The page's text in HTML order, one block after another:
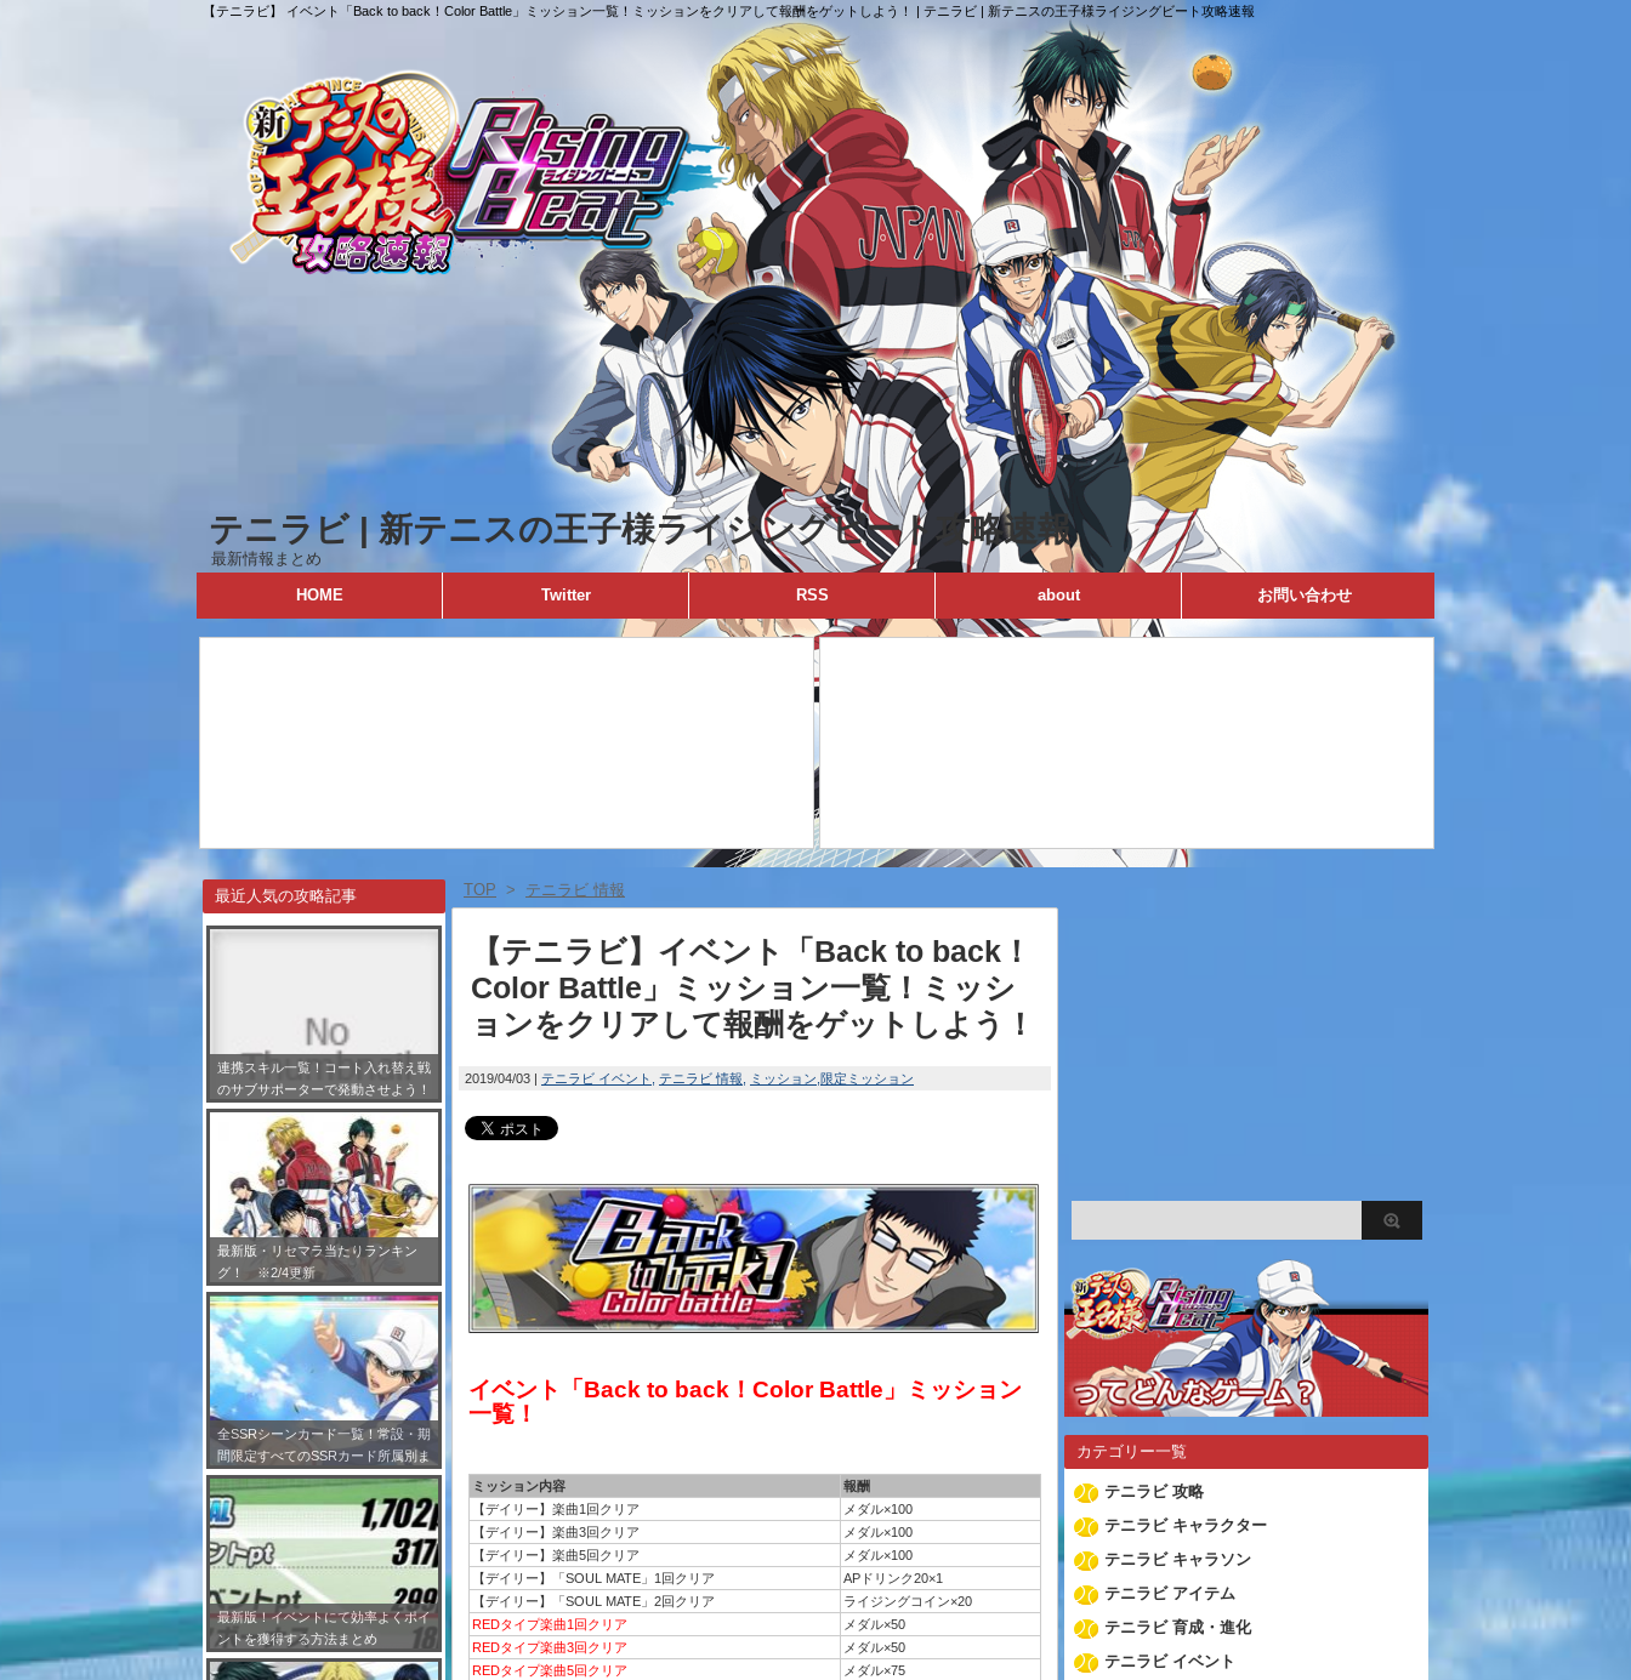
【テニラビ】 イベント「Back to back！Color Battle」ミッション一覧！ミッションをクリアして報酬をゲットしよう！ | テニラビ | 新テニスの王子様ライジングビート攻略速報
テニラビ | 新テニスの王子様ライジングビート攻略速報
最新情報まとめ
HOME
Twitter RSS about お問い合わせ
最近人気の攻略記事
連携スキル一覧！コート入れ替え戦
のサブサポーターで発動させよう！
※7/24更新
最新版・リセマラ当たりランキン
グ！ ※2/4更新
全SSRシーンカード一覧！常設・期
間限定すべてのSSRカード所属別ま
とめ！※2/4更新
最新版！イベントにて効率よくポイ
ントを獲得する方法まとめ
TOP > テニラビ 情報
【テニラビ】イベント「Back to back！
Color Battle」ミッション一覧！ミッシ
ョンをクリアして報酬をゲットしよう！
2019/04/03 テニラビ イベント テニラビ 情報 ミッション 限定ミッション
イベント「Back to back！Color Battle」ミッション
一覧！
ミッション内容
報酬
【デイリー】楽曲1回クリア
メダル×100
【デイリー】楽曲3回クリア
メダル×100
【デイリー】楽曲5回クリア
メダル×100
【デイリー】「SOUL MATE」1回クリア
APドリンク20×1
【デイリー】「SOUL MATE」2回クリア
ライジングコイン×20
REDタイプ楽曲1回クリア
メダル×50
REDタイプ楽曲3回クリア
メダル×50
REDタイプ楽曲5回クリア
メダル×75
カテゴリー一覧
テニラビ 攻略
テニラビ キャラクター
テニラビ キャラソン
テニラビ アイテム
テニラビ 育成・進化
テニラビ イベント